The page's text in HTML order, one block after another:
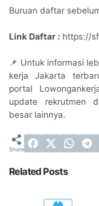
Buruan daftar
Link Daftar : https://
📌 Untuk informasi
kerja Jakarta
portal
update rekrutmen
besar lainnya.
Related Posts